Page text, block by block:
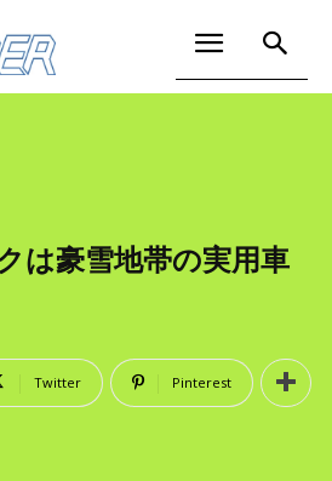
は豪雪地帯の実用車
Twitter Pinterest